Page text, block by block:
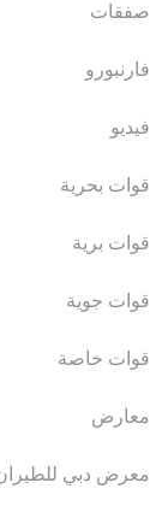
صفقات
فارنبورو
فيديو
قوات بحرية
قوات برية
قوات جوية
قوات خاصة
معارض
معرض دبي